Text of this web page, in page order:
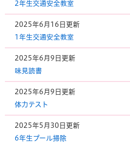
2年生交通安全教室
2025年6月16日更新
1年生交通安全教室
2025年6月9日更新
味見読書
2025年6月9日更新
体力テスト
2025年5月30日更新
6年生プール掃除